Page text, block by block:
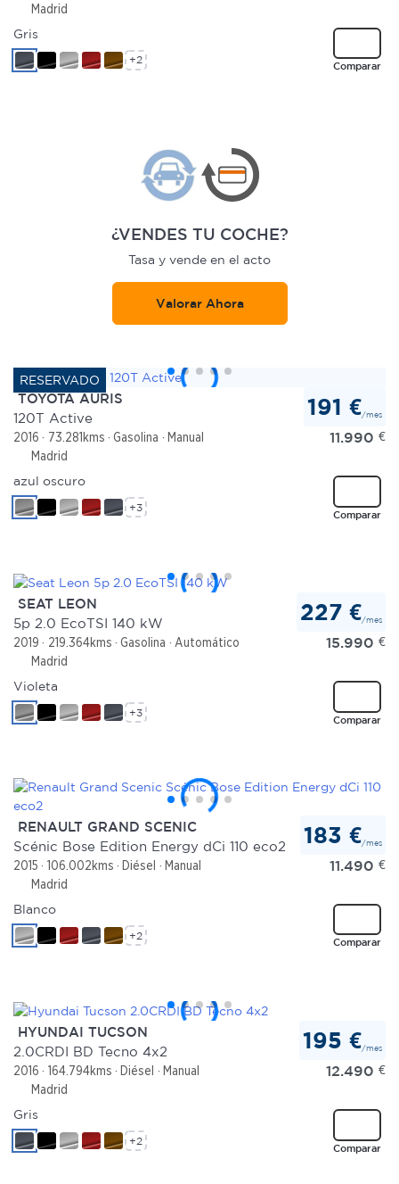
Madrid
Comparar
Gris
+2
¿VENDES TU COCHE?
Tasa y vende en el acto
Valorar Ahora
TOYOTA AURIS
120T Active
2016 73.281kms Gasolina
Manual
Madrid
191 €/mes
11.990 €
Comparar
azul oscuro
+3
SEAT LEON
5p 2.0 EcoTSI 140 kW
2019 219.364kms Gasolina
Automático
Madrid
227 €/mes
15.990 €
Comparar
Violeta
+3
RENAULT GRAND SCENIC
Scénic Bose Edition Energy dCi 110 eco2
2015 106.002kms Diésel
Manual
Madrid
183 €/mes
11.490 €
Comparar
Blanco
+2
HYUNDAI TUCSON
2.0CRDI BD Tecno 4x2
2016 164.794kms Diésel
Manual
Madrid
195 €/mes
12.490 €
Comparar
Gris
+2